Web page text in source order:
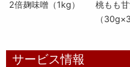
2倍麹味噌（1kg）
桃もも
（30g×3
サービス情報